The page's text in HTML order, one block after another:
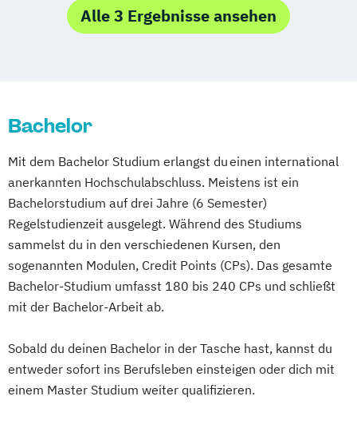
Mannheim
Mönchengladbach Münster
Mainz
Saarbrücken Mülheim an der Ruhr
Potsdam Ludwigshafen
Oldenburg
Leverkusen Osnabrück Solingen
Heidelberg Herne Neuss Darmstadt
Paderborn Regensburg Ingolstadt
Würzburg Fürth Wolfsburg
Bremen
Erlenbach
Euskirchen Frechen
Griesheim Hamburg
Miesbach Unterhaching
Weilheim
Alle 3 Ergebnisse ansehen
Bachelor
Mit dem Bachelor Studium erlangst du einen international
anerkannten Hochschulabschluss. Meistens ist ein
Bachelorstudium auf drei Jahre (6 Semester)
Regelstudienzeit ausgelegt. Während des Studiums
sammelst du in den verschiedenen Kursen, den
sogenannten Modulen, Credit Points (CPs). Das gesamte
Bachelor-Studium umfasst 180 bis 240 CPs und schließt
mit der Bachelor-Arbeit ab.
Sobald du deinen Bachelor in der Tasche hast, kannst du
entweder sofort ins Berufsleben einsteigen oder dich mit
einem Master Studium weiter qualifizieren.